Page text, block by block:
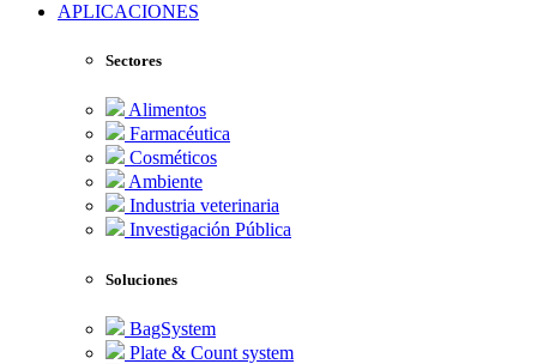
APLICACIONES
Sectores
Alimentos
Farmacéutica
Cosméticos
Ambiente
Industria veterinaria
Investigación Pública
Soluciones
BagSystem
Plate & Count system